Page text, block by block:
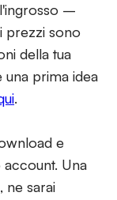
–
prezzi sono
della tua
una prima idea
.
e
Una
ne sarai